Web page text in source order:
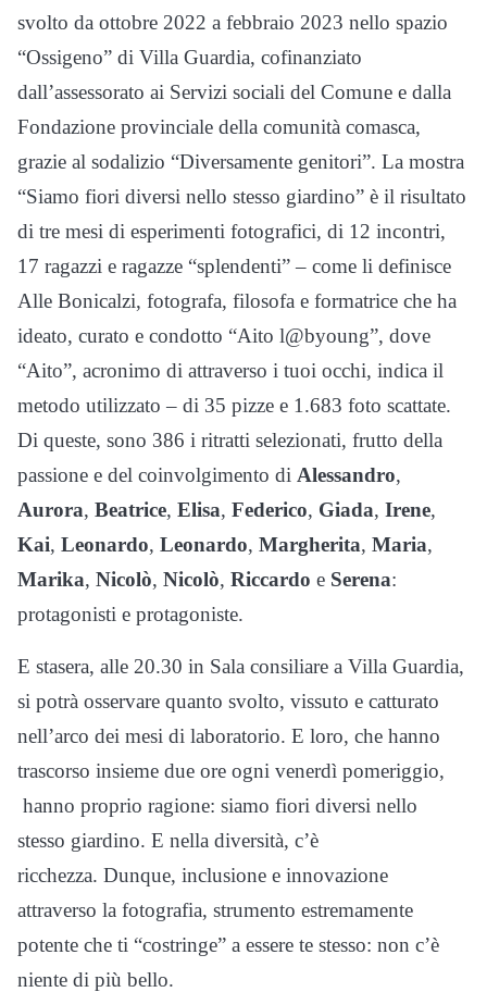
svolto da ottobre 2022 a febbraio 2023 nello spazio
“Ossigeno” di Villa Guardia, cofinanziato
dall’assessorato ai Servizi sociali del Comune e dalla
Fondazione provinciale della comunità comasca,
grazie al sodalizio “Diversamente genitori”. La mostra
“Siamo fiori diversi nello stesso giardino” è il risultato
di tre mesi di esperimenti fotografici, di 12 incontri,
17 ragazzi e ragazze “splendenti” – come li definisce
Alle Bonicalzi, fotografa, filosofa e formatrice che ha
ideato, curato e condotto “Aito l@byoung”, dove
“Aito”, acronimo di attraverso i tuoi occhi, indica il
metodo utilizzato – di 35 pizze e 1.683 foto scattate.
Di queste, sono 386 i ritratti selezionati, frutto della
passione e del coinvolgimento di Alessandro,
Aurora, Beatrice, Elisa, Federico, Giada, Irene,
Kai, Leonardo, Leonardo, Margherita, Maria,
Marika, Nicolò, Nicolò, Riccardo e Serena:
protagonisti e protagoniste.
E stasera, alle 20.30 in Sala consiliare a Villa Guardia,
si potrà osservare quanto svolto, vissuto e catturato
nell’arco dei mesi di laboratorio. E loro, che hanno
trascorso insieme due ore ogni venerdì pomeriggio,
hanno proprio ragione: siamo fiori diversi nello
stesso giardino. E nella diversità, c’è
ricchezza. Dunque, inclusione e innovazione
attraverso la fotografia, strumento estremamente
potente che ti “costringe” a essere te stesso: non c’è
niente di più bello.